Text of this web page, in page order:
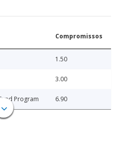
Compromissos
1.50
3.00
Program 6.90